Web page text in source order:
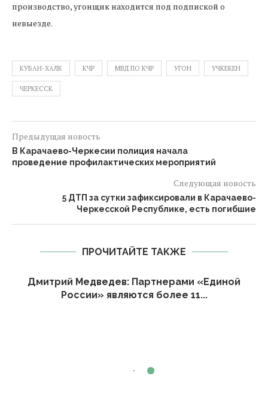
производство, угонщик находится под подпиской о
невыезде.
КУБАН-ХАЛК КЧР МВД ПО КЧР УГОН УЧКЕКЕН
ЧЕРКЕССК
Предыдущая новость
В Карачаево-Черкесии полиция начала
проведение профилактических мероприятий
Следующая новость
5 ДТП за сутки зафиксировали в Карачаево-
Черкесской Республике, есть погибшие
ПРОЧИТАЙТЕ ТАКЖЕ
Дмитрий Медведев: Партнерами «Единой
России» являются более 11...